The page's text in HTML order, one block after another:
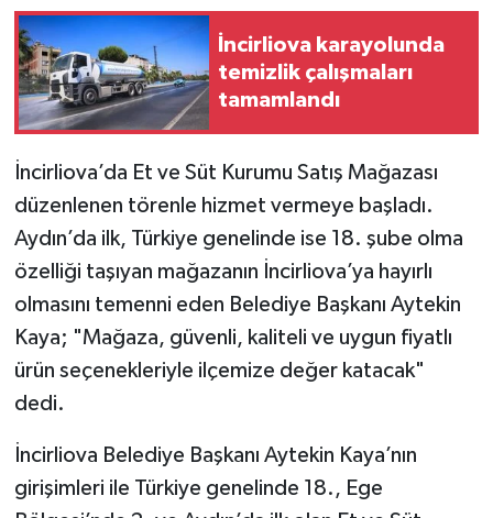
İncirliova karayolunda
temizlik çalışmaları
tamamlandı
İncirliova’da Et ve Süt Kurumu Satış Mağazası
düzenlenen törenle hizmet vermeye başladı.
Aydın’da ilk, Türkiye genelinde ise 18. şube olma
özelliği taşıyan mağazanın İncirliova’ya hayırlı
olmasını temenni eden Belediye Başkanı Aytekin
Kaya; "Mağaza, güvenli, kaliteli ve uygun fiyatlı
ürün seçenekleriyle ilçemize değer katacak"
dedi.
İncirliova Belediye Başkanı Aytekin Kaya’nın
girişimleri ile Türkiye genelinde 18., Ege